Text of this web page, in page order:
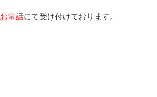
お電話にて受け付けております。